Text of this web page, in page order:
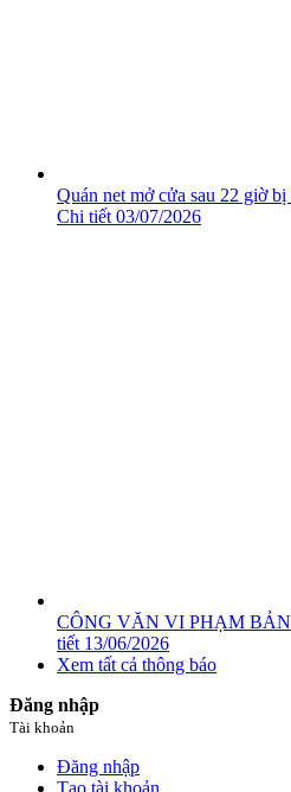
Quán net mở cửa sau 22 giờ
Chi tiết 03/07/2026
CÔNG VĂN VI PHẠM
tiết 13/06/2026
Xem tất cả thông báo
Đăng nhập
Tài khoản
Đăng nhập
Tạo tài khoản